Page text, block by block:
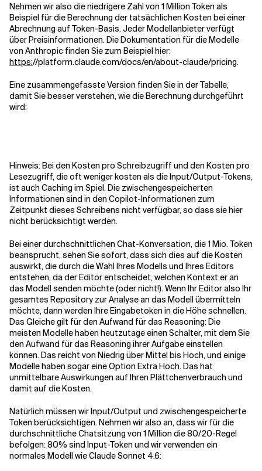
Nehmen wir also die niedrigere Zahl von 1 Million Token als
Beispiel für die Berechnung der tatsächlichen Kosten bei einer
Abrechnung auf Token-Basis. Jeder Modellanbieter verfügt
über Preisinformationen. Die Dokumentation für die Modelle
von Anthropic finden Sie zum Beispiel hier:
https://platform.claude.com/docs/en/about-claude/pricing.
Eine zusammengefasste Version finden Sie in der Tabelle,
damit Sie besser verstehen, wie die Berechnung durchgeführt
wird:
Hinweis: Bei den Kosten pro Schreibzugriff und den Kosten pro
Lesezugriff, die oft weniger kosten als die Input/Output-Tokens,
ist auch Caching im Spiel. Die zwischengespeicherten
Informationen sind in den Copilot-Informationen zum
Zeitpunkt dieses Schreibens nicht verfügbar, so dass sie hier
nicht berücksichtigt werden.
Bei einer durchschnittlichen Chat-Konversation, die 1 Mio. Token
beansprucht, sehen Sie sofort, dass sich dies auf die Kosten
auswirkt, die durch die Wahl Ihres Modells und Ihres Editors
entstehen, da der Editor entscheidet, welchen Kontext er an
das Modell senden möchte (oder nicht!). Wenn Ihr Editor also Ihr
gesamtes Repository zur Analyse an das Modell übermitteln
möchte, dann werden Ihre Eingabetoken in die Höhe schnellen.
Das Gleiche gilt für den Aufwand für das Reasoning: Die
meisten Modelle haben heutzutage einen Schalter, mit dem Sie
den Aufwand für das Reasoning ihrer Aufgabe einstellen
können. Das reicht von Niedrig über Mittel bis Hoch, und einige
Modelle haben sogar eine Option Extra Hoch. Das hat
unmittelbare Auswirkungen auf Ihren Plättchenverbrauch und
damit auf die Kosten.
Natürlich müssen wir Input/Output und zwischengespeicherte
Token berücksichtigen. Nehmen wir also an, dass wir für die
durchschnittliche Chatsitzung von 1 Million die 80/20-Regel
befolgen: 80% sind Input-Token und wir verwenden ein
normales Modell wie Claude Sonnet 4.6: